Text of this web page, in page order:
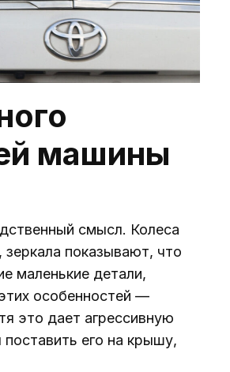
машины
смысл. Колеса
показывают, что
маленькие детали,
особенностей —
это дает агрессивную
его на крышу,